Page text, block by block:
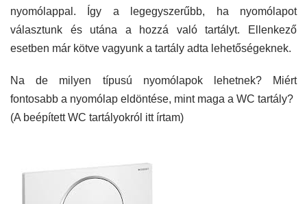
nyomólappal. Így a legegyszerűbb, ha nyomólapot
választunk és utána a hozzá való tartályt. Ellenkező
esetben már kötve vagyunk a tartály adta lehetőségeknek.
Na de milyen típusú nyomólapok lehetnek? Miért
fontosabb a nyomólap eldöntése, mint maga a WC tartály?
(A beépített WC tartályokról itt írtam)